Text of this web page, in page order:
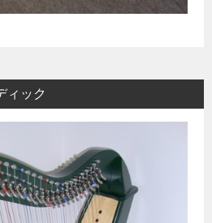
ィック